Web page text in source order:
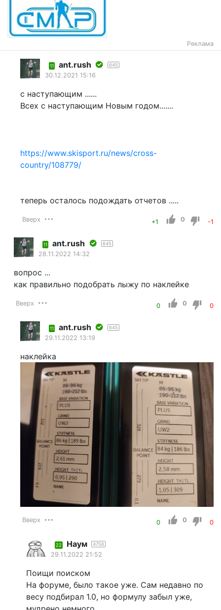
Реклама
11 ant.rush 645
30.12.2021 15:16
с наступающим ......
Всех с наступающим Новым годом.......
https://www.skisport.ru/news/cross-
country/108779/
теперь осталось подождать отчетов .....
Вверх +1 0 -1
11 ant.rush 645
28.11.2022 14:32
вопрос ...
как правильно подобрать лыжу по наклейке
Вверх 0 0 0
11 ant.rush 645
29.11.2022 13:19
наклейка
Вверх 0 0 0
22 Наум 4756
29.11.2022 21:52
Поищи поиском
На форуме, было такое уже. Сам недавно по
весу подбирал 1.0, но формулу забыл уже,